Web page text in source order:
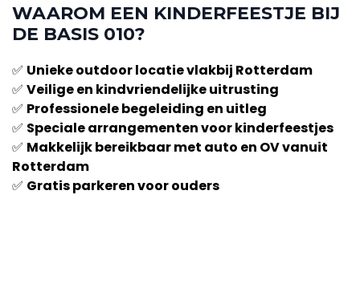
WAAROM EEN KINDERFEESTJE BIJ
DE BASIS 010?
✅ Unieke outdoor locatie vlakbij Rotterdam
✅ Veilige en kindvriendelijke uitrusting
✅ Professionele begeleiding en uitleg
✅ Speciale arrangementen voor kinderfeestjes
✅ Makkelijk bereikbaar met auto en OV vanuit
Rotterdam
✅ Gratis parkeren voor ouders